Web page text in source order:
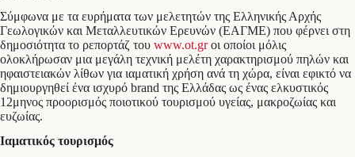
Σύμφωνα με τα ευρήματα των μελετητών της Ελληνικής Αρχής
Γεωλογικών και Μεταλλευτικών Ερευνών (ΕΑΓΜΕ) που φέρνει στη
δημοσιότητα το ρεπορτάζ του www.ot.grοι οποίοι μόλις
ολοκλήρωσαν μια μεγάλη τεχνική μελέτη χαρακτηρισμού πηλών και
ηφαιστειακών λίθων για ιαματική χρήση ανά τη χώρα, είναι εφικτό να
δημιουργηθεί ένα ισχυρό brand της Ελλάδας ως ένας ελκυστικός
12μηνος προορισμός ποιοτικού τουρισμού υγείας, μακροζωίας και
ευζωίας.
Ιαματικός τουρισμός